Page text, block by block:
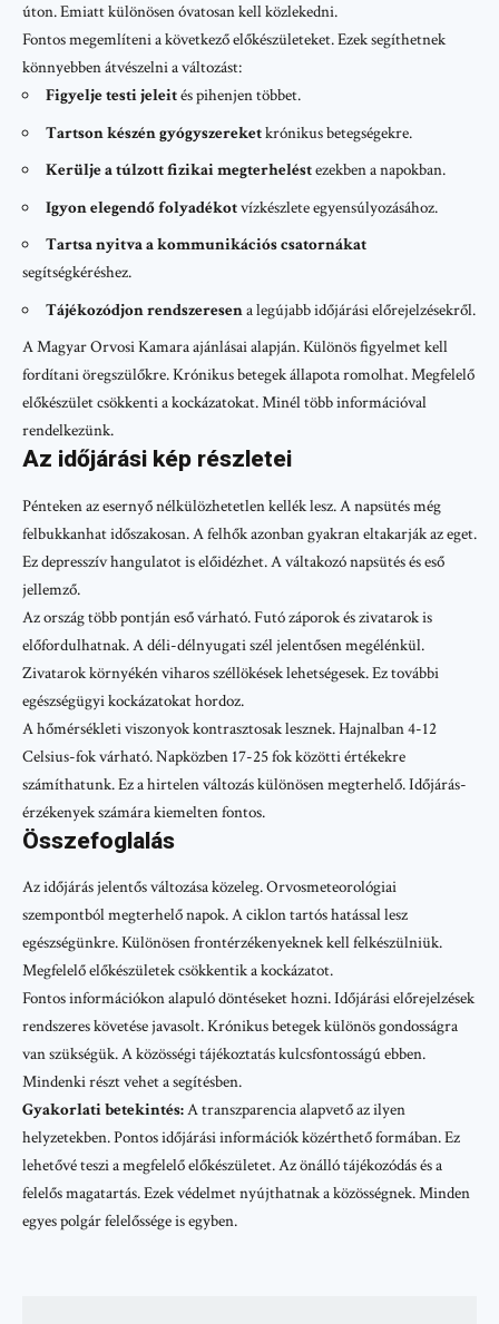
úton. Emiatt különösen óvatosan kell közlekedni.
Fontos megemlíteni a következő előkészületeket. Ezek segíthetnek
könnyebben átvészelni a változást:
Figyelje testi jeleités pihenjen többet.
Tartson készén gyógyszereketkrónikus betegségekre.
Kerülje a túlzott fizikai megterheléstezekben a napokban.
Igyon elegendő folyadékotvízkészlete egyensúlyozásához.
Tartsa nyitva a kommunikációs csatornákat
segítségkéréshez.
Tájékozódjon rendszeresena legújabb időjárási előrejelzésekről.
A Magyar Orvosi Kamara ajánlásai alapján. Különös figyelmet kell
fordítani öregszülőkre. Krónikus betegek állapota romolhat. Megfelelő
előkészület csökkenti a kockázatokat. Minél több információval
rendelkezünk.
Az időjárási kép részletei
Pénteken az esernyő nélkülözhetetlen kellék lesz. A napsütés még
felbukkanhat időszakosan. A felhők azonban gyakran eltakarják az eget.
Ez depresszív hangulatot is előidézhet. A váltakozó napsütés és eső
jellemző.
Az ország több pontján eső várható. Futó záporok és zivatarok is
előfordulhatnak. A déli-délnyugati szél jelentősen megélénkül.
Zivatarok környékén viharos széllökések lehetségesek. Ez további
egészségügyi kockázatokat hordoz.
A hőmérsékleti viszonyok kontrasztosak lesznek. Hajnalban 4-12
Celsius-fok várható. Napközben 17-25 fok közötti értékekre
számíthatunk. Ez a hirtelen változás különösen megterhelő. Időjárás-
érzékenyek számára kiemelten fontos.
Összefoglalás
Az időjárás jelentős változása közeleg. Orvosmeteorológiai
szempontból megterhelő napok. A ciklon tartós hatással lesz
egészségünkre. Különösen frontérzékenyeknek kell felkészülniük.
Megfelelő előkészületek csökkentik a kockázatot.
Fontos információkon alapuló döntéseket hozni. Időjárási előrejelzések
rendszeres követése javasolt. Krónikus betegek különös gondosságra
van szükségük. A közösségi tájékoztatás kulcsfontosságú ebben.
Mindenki részt vehet a segítésben.
Gyakorlati betekintés:A transzparencia alapvető az ilyen
helyzetekben. Pontos időjárási információk közérthető formában. Ez
lehetővé teszi a megfelelő előkészületet. Az önálló tájékozódás és a
felelős magatartás. Ezek védelmet nyújthatnak a közösségnek. Minden
egyes polgár felelőssége is egyben.